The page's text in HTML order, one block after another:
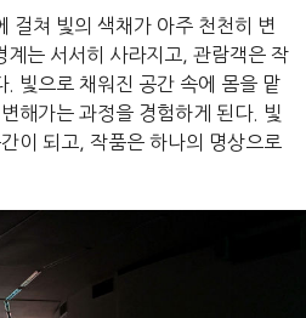
걸쳐 빛의 색채가 아주 천천히 변
계는 서서히 사라지고, 관람객은 작
빛으로 채워진 공간 속에 몸을 맡
해가는 과정을 경험하게 된다. 빛
이 되고, 작품은 하나의 명상으로